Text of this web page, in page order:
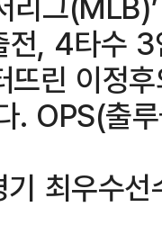
, 4타수
뜨린 이정
. OPS(출
기 최우수